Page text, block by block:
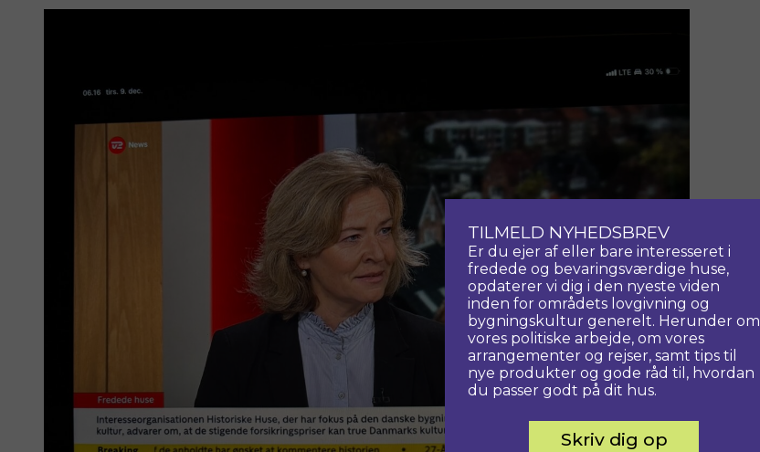
TILMELD NYHEDSBREV
Er du ejer af eller bare interesseret i
fredede og bevaringsværdige huse,
opdaterer vi dig i den nyeste viden
inden for områdets lovgivning og
bygningskultur generelt. Herunder om
vores politiske arbejde, om vores
arrangementer og rejser, samt tips til
nye produkter og gode råd til, hvordan
du passer godt på dit hus.
Skriv dig op